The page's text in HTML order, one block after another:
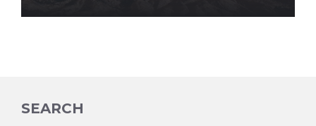
SEARCH